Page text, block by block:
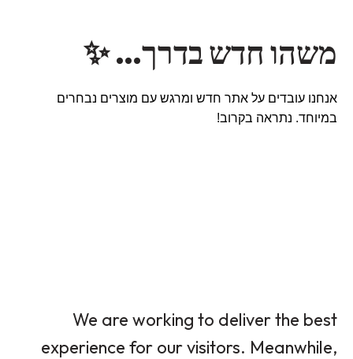
משהו חדש בדרך… ✨
אנחנו עובדים על אתר חדש ומרגש עם מוצרים נבחרים
במיוחד. נתראה בקרוב!
We are working to deliver the best
experience for our visitors. Meanwhile,